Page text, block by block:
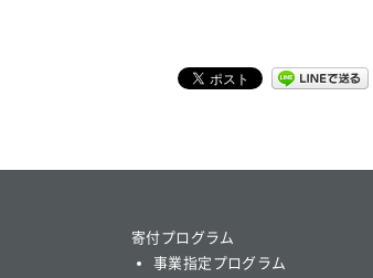
寄付プログラム
事業指定プログラム